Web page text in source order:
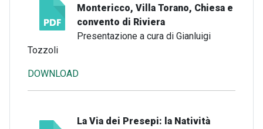
Montericco, Villa Torano, Chiesa e
convento di Riviera
Presentazione a cura di Gianluigi
Tozzoli
DOWNLOAD
La Via dei Presepi: la Natività